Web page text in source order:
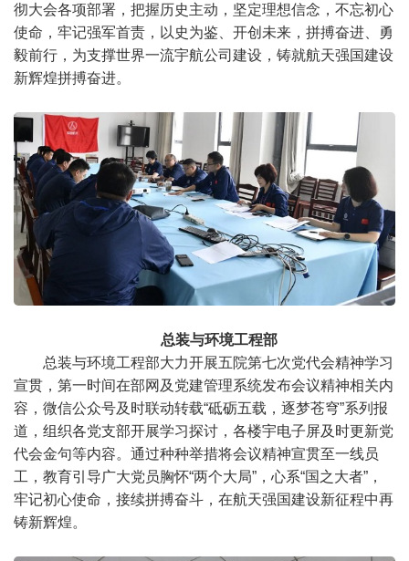
彻大会各项部署，把握历史主动，坚定理想信念，不忘初心
使命，牢记强军首责，以史为鉴、开创未来，拼搏奋进、勇
毅前行，为支撑世界一流宇航公司建设，铸就航天强国建设
新辉煌拼搏奋进。
总装与环境工程部
总装与环境工程部大力开展五院第七次党代会精神学习
宣贯，第一时间在部网及党建管理系统发布会议精神相关内
容，微信公众号及时联动转载“砥砺五载，逐梦苍穹”系列报
道，组织各党支部开展学习探讨，各楼宇电子屏及时更新党
代会金句等内容。通过种种举措将会议精神宣贯至一线员
工，教育引导广大党员胸怀“两个大局”，心系“国之大者”，
牢记初心使命，接续拼搏奋斗，在航天强国建设新征程中再
铸新辉煌。